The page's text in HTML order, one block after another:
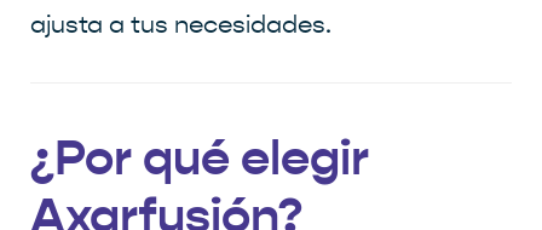
ajusta a tus necesidades.
¿Por qué elegir
Axarfusión?